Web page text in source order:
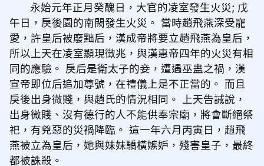
永始元年正月癸醜日，大官的凌室發生火災; 戊
午日，戾後園的南闕發生火災。 當時趙飛燕深受寵
愛，許皇后被廢黜后，漢成帝將要立趙飛燕為皇后，
所以上天在凌室顯現徵兆，與漢惠帝四年的火災有相
同的應驗。 戾后是衛太子的妾，遭遇巫蛊之禍，漢
宣帝即位后追加尊號，在禮儀上是不正當的。 而且
戾後出身微賤，與趙氏的情況相同。 上天告誡說，
出身微賤、沒有德行的人不能供奉宗廟，將會斷絕祭
祀，有兇惡的災禍降臨。 這一年六月丙寅日，趙飛
燕被立為皇后，她與妹妹驕橫嫉妒，殘害皇子，最終
都被誅殺。